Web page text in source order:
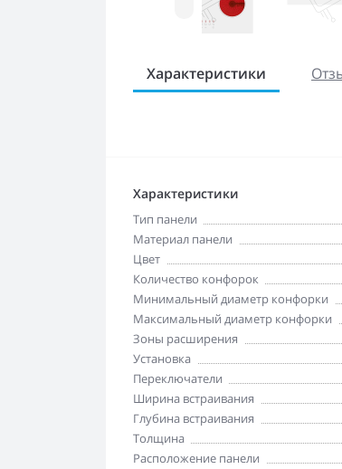
Характеристики
Характеристики
Тип панели
Материал панели
Цвет
Количество конфорок
Минимальный диаметр конфорки
Максимальный диаметр конфорки
Зоны расширения
Установка
Переключатели
Ширина встраивания
Глубина встраивания
Толщина
Расположение панели